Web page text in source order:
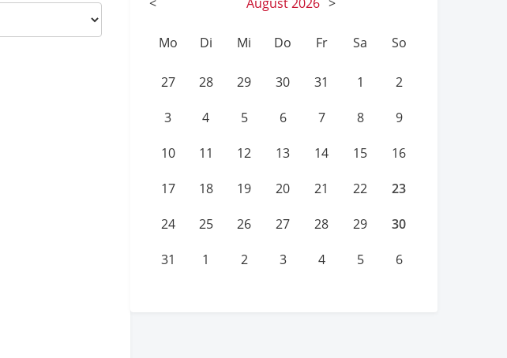
Mo Di Mi Do Fr Sa So
27 28 29 30 31 1 2
3 4 5 6 7 8 9
10 11 12 13 14 15 16
17 18 19 20 21 22 23
24 25 26 27 28 29 30
31 1 2 3 4 5 6